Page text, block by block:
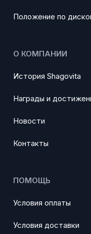
Положение по
О КОМПАНИИ
История Shagovita
Награды и
Новости
Контакты
ПОМОЩЬ
Условия оплаты
Условия доставки